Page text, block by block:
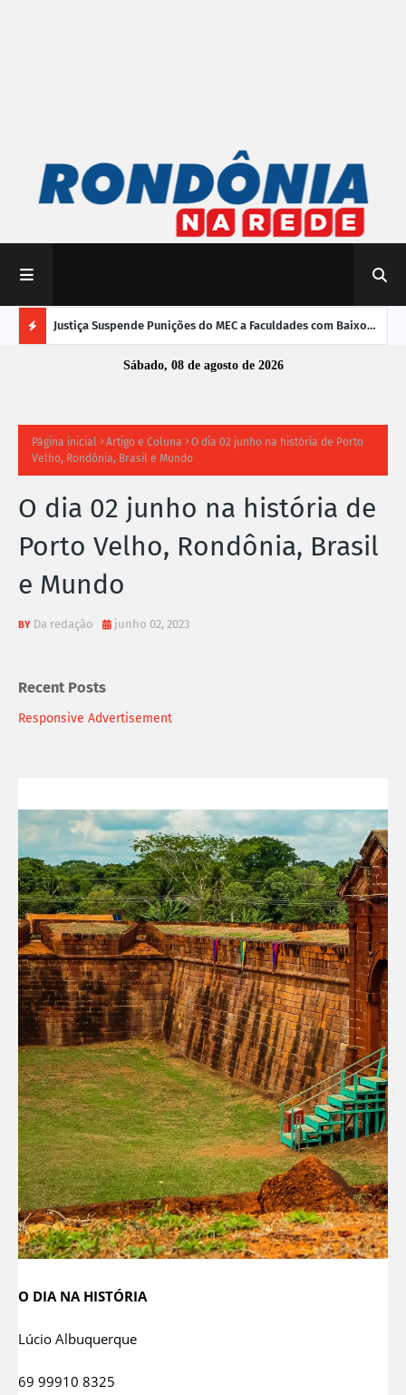
A
S
N
C
I
Justiça Suspende Punições do MEC a Faculdades com Baixo
Desempenho no EnamedSábado, 08 de agosto de 2026
Página inicial Artigo e Coluna
O dia 02 junho na história de Porto
Velho, Rondônia, Brasil e Mundo
O dia 02 junho na história de
Porto Velho, Rondônia, Brasil
e Mundo
Da redação junho 02, 2023
Recent Posts
Responsive Advertisement
O DIA NA HISTÓRIA
Lúcio Albuquerque
69 99910 8325